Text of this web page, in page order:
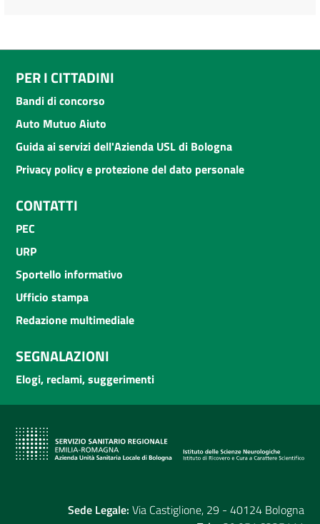
PER I CITTADINI
Bandi di concorso
Auto Mutuo Aiuto
Guida ai servizi dell'Azienda USL di Bologna
Privacy policy e protezione del dato personale
CONTATTI
PEC
URP
Sportello informativo
Ufficio stampa
Redazione multimediale
SEGNALAZIONI
Elogi, reclami, suggerimenti
Sede Legale: Via Castiglione, 29 - 40124 Bologna